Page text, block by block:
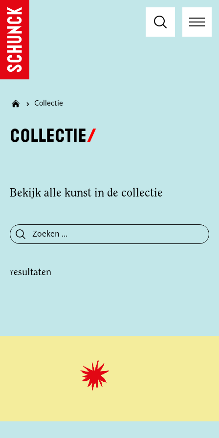
Collectie
Collectie
Bekijk alle kunst in de collectie
resultaten